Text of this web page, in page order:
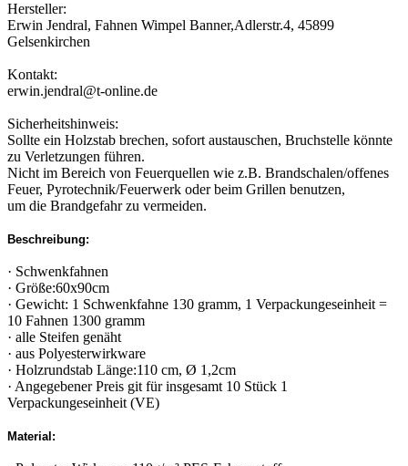
Hersteller:
Erwin Jendral, Fahnen Wimpel Banner,Adlerstr.4, 45899
Gelsenkirchen
Kontakt:
erwin.jendral@t-online.de
Sicherheitshinweis:
Sollte ein Holzstab brechen, sofort austauschen, Bruchstelle könnte
zu Verletzungen führen.
Nicht im Bereich von Feuerquellen wie z.B. Brandschalen/offenes
Feuer, Pyrotechnik/Feuerwerk oder beim Grillen benutzen,
um die Brandgefahr zu vermeiden.
Beschreibung:
· Schwenkfahnen
· Größe:60x90cm
· Gewicht: 1 Schwenkfahne 130 gramm, 1 Verpackungeseinheit =
10 Fahnen 1300 gramm
· alle Steifen genäht
· aus Polyesterwirkware
· Holzrundstab Länge:110 cm, Ø 1,2cm
· Angegebener Preis git für insgesamt 10 Stück 1
Verpackungeseinheit (VE)
Material: